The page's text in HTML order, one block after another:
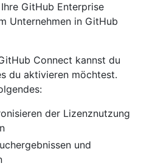
GitHub Enterprise
Unternehmen in GitHub
Connect kannst du
du aktivieren möchtest.
der Lizenznutzung
und